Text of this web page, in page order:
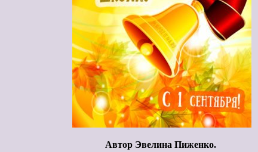
Автор Эвелина Пиженко.